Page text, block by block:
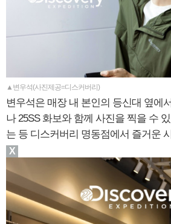
▲변우석(사진제공=디스커버리)
변우석은 매장 내 본인의 등신대 옆에
나 25SS 화보와 함께 사진을 찍을 수
는 등 디스커버리 명동점에서 즐거운
X